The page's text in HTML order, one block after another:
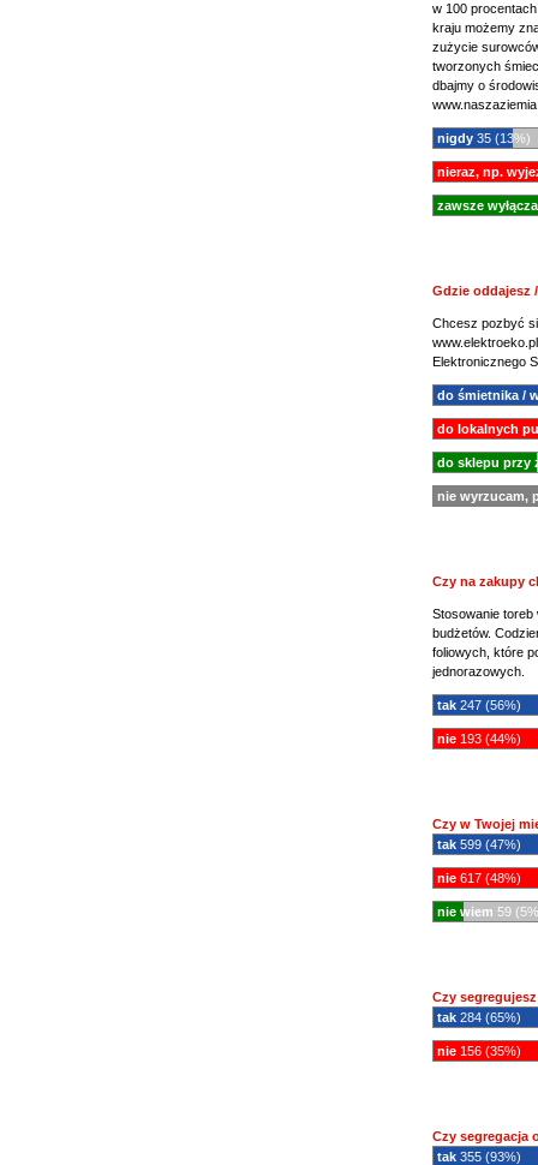
w 100
kraju możemy
zużycie
tworzonych
dbajmy o
nigdy 35 (13%)
nieraz, np.
zawsze
Gdzie oddajesz
Chcesz pozbyć
Elektronicznego
do śmietnika /
do lokalnych
do sklepu przy
nie wyrzucam,
Czy na zakupy
Stosowanie
budżetów.
foliowych, które
jednorazowych.
tak 247 (56%)
nie 193 (44%)
Czy w Twojej
tak 599 (47%)
nie 617 (48%)
nie wiem 59
Czy
tak 284 (65%)
nie 156 (35%)
Czy segregacja
tak 355 (93%)